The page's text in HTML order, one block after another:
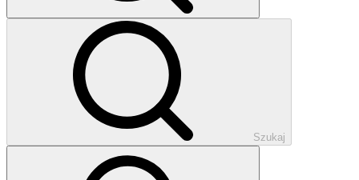
Szukaj